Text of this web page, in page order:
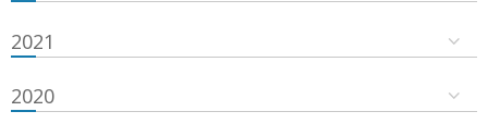
2021
2020